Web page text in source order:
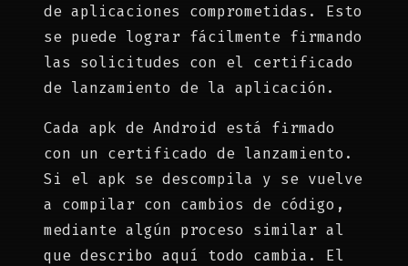
de aplicaciones comprometidas. Esto
se puede lograr fácilmente firmando
las solicitudes con el certificado
de lanzamiento de la aplicación.
Cada apk de Android está firmado
con un certificado de lanzamiento.
Si el apk se descompila y se vuelve
a compilar con cambios de código,
mediante algún proceso similar al
que describo aquí todo cambia. El